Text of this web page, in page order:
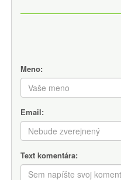
Meno:
Email:
Text komentára: